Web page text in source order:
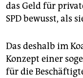
das Geld für
SPD bewusst, als
Das deshalb im
Konzept einer
für die